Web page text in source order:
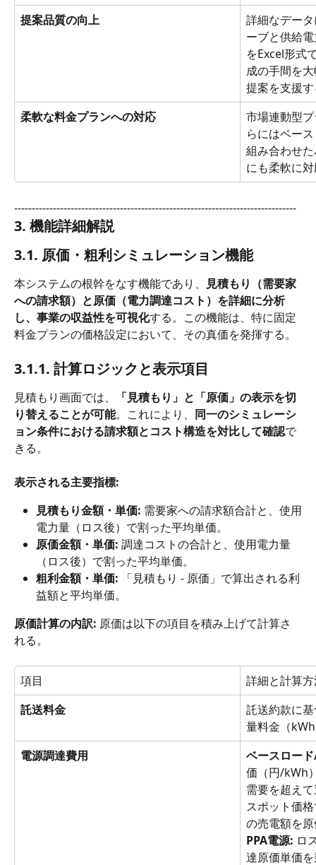
提案品質の向上
詳細なデー
ーブと供給
をExcel形式
成の手間を
提案を支援
柔軟な料金プランへの対応
市場連動型
らにはベー
組み合わせ
にも柔軟に
--------------------------------------------------------------------------------
3. 機能詳細解説
3.1. 原価・粗利シミュレーション機能
本システムの根幹をなす機能であり、
見積もり（需要家
への請求額）と原価（電力調達コスト）を詳細に分析
し、事業の収益性を可視化する。この機能は、特に固定
料金プランの価格設定において、その真価を発揮する。
3.1.1. 計算ロジックと表示項目
見積もり画面では、
「見積もり」と「原価」の表示を切
り替えることが可能。これにより、 同一のシミュレーシ
ョン条件における請求額とコスト構造を対比して確認で
きる。
表示される主要指標:
見積もり金額・単価: 需要家への請求額合計と、使用
電力量（ロス後）で割った平均単価。
原価金額・単価: 調達コストの合計と、使用電力量
（ロス後）で割った平均単価。
粗利金額・単価: 「見積もり - 原価」で算出される利
益額と平均単価。
原価計算の内訳: 原価は以下の項目を積み上げて計算さ
れる。
項目
詳細と計算
託送料金
託送約款に
量料金（
電源調達費用
ベースロー
価（円/kWh
需要を超え
スポット価
の売電額を
PPA電源: ロ
達原価単価